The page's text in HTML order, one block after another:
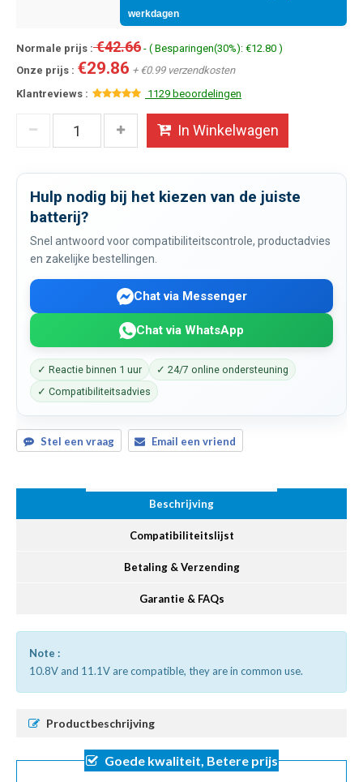
werkdagen
Normale prijs :€42.66 - ( Besparingen(30%): €12.80 )
Onze prijs : €29.86 + €0.99 verzendkosten
Klantreviews :
1129 beoordelingen
In Winkelwagen
Hulp nodig bij het kiezen van de juiste
batterij?
Snel antwoord voor compatibiliteitscontrole, productadvies
en zakelijke bestellingen.
Chat via Messenger
Chat via WhatsApp
✓ Reactie binnen 1 uur
✓ 24/7 online ondersteuning
✓ Compatibiliteitsadvies
Stel een vraag Email een vriend
Beschrijving
Compatibiliteitslijst
Betaling & Verzending
Garantie & FAQs
Note :
10.8V and 11.1V are compatible, they are in common use.
Productbeschrijving
Goede kwaliteit, Betere prijs